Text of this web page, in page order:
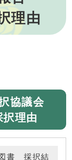
理由
協議会
理由
書 採択結